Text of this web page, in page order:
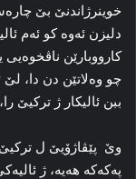
خوینرژاندنێ بێ
دلیزن ئه‌وه‌ کو ئه‌م
کارووبارێن ناڤخوه‌یی
چو وه‌لاتێن دن دا،
ببن ئالیکار ژ ترکیێ
وێ پێڤاژۆیێ ل
پەکەکە هه‌یه‌، ژ